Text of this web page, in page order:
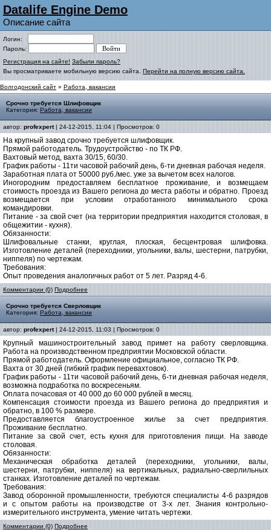
Datalife Engine Demo
Описание сайта
Логин:
Пароль:
Регистрация на сайте! Забыли пароль?
Вы просматриваете мобильную версию сайта. Перейти на полную версию сайта.
Волгодонский сайт » Работа, вакансии
Срочно требуется Шлифовщик
Категория: Работа, вакансии
автор: profexpert| 24-12-2015, 11:04 | Просмотров: 0
На крупный завод срочно требуется шлифовщик.
Прямой работодатель. Трудоустройство - по ТК РФ.
Вахтовый метод, вахта 30/15, 60/30.
График работы - 11ти часовой рабочий день, 6-ти дневная рабочая неделя.
Заработная плата от 50000 руб./мес. уже за вычетом всех налогов.
Иногородним предоставляем бесплатное проживание, и возмещаем
стоимость проезда из Вашего региона до места работы и обратно. Проезд
возмещается при условии отработанного минимального срока
командировки.
Питание - за свой счет (на территории предприятия находится столовая, в
общежитии - кухня).
Обязанности:
Шлифовальные станки, круглая, плоская, бесцентровая шлифовка.
Изготовление деталей (переходники, угольники, валы, шестерни, патрубки,
ниппеля) по чертежам.
Требования:
Опыт проведения аналогичных работ от 5 лет. Разряд 4-6.
Комментарии (0) Подробнее
Срочно требуется Сверловщик
Категория: Работа, вакансии
автор: profexpert| 24-12-2015, 11:03 | Просмотров: 0
Крупный машиностроительный завод примет на работу сверловщика.
Работа на производственном предприятии Московской области.
Прямой работодатель. Оформление официальное, согласно ТК РФ.
Вахта от 30 дней (гибкий график перевахтовок).
График работы - 11ти часовой рабочий день, 6-ти дневная рабочая неделя,
возможна подработка по воскресеньям.
Оплата почасовая от 40 000 до 60 000 рублей в месяц.
Компенсация стоимости проезда из Вашего региона до предприятия и
обратно, в 100 % размере.
Предоставляется благоустроенное жилье за счет предприятия.
Проживание бесплатно.
Питание за свой счет, есть кухня для приготовления пищи. На заводе
столовая.
Обязанности:
Механическая обработка деталей (переходники, угольники, валы,
шестерни, патрубки, ниппеля) на вертикальных, радиально-сверлильных
станках. Изготовление деталей по чертежам.
Требования:
Завод оборонной промышленности, требуются специалисты 4-6 разрядов
и с опытом работы на производстве от 3-х лет. Знания контрольно-
измерительного инструмента, умение читать чертежи.
Комментарии (0) Подробнее